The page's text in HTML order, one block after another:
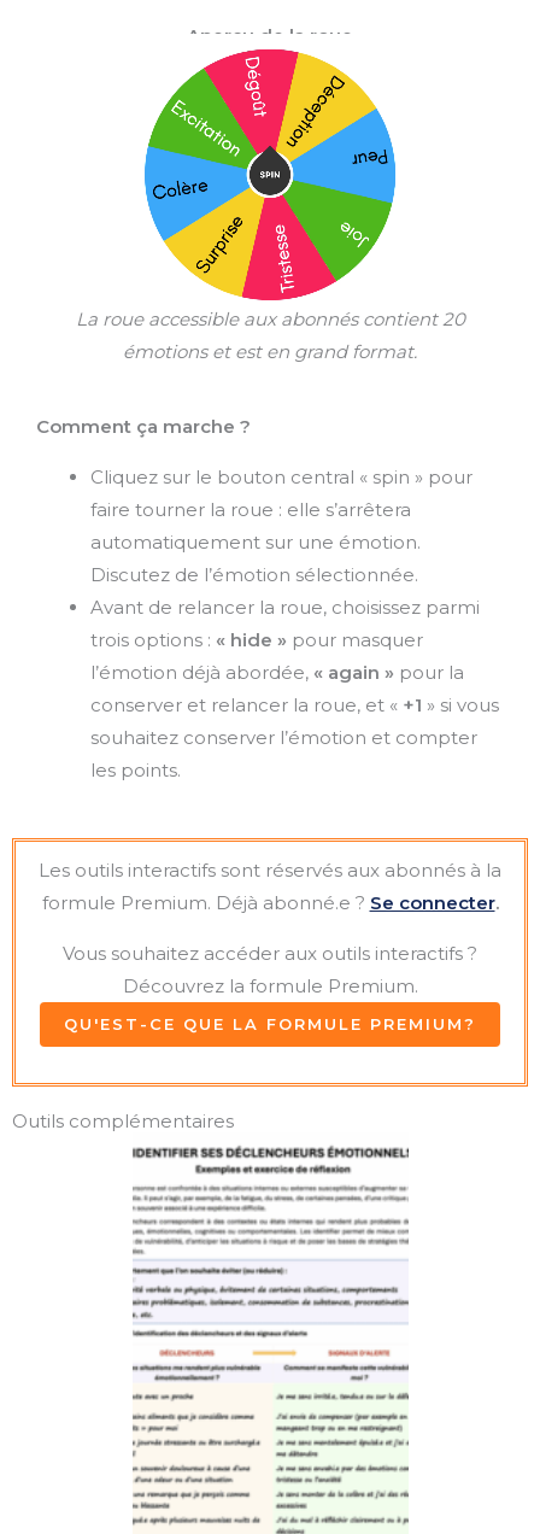
Aperçu de la roue
La roue accessible aux abonnés contient 20
émotions et est en grand format.
Comment ça marche ?
Cliquez sur le bouton central « spin » pour
faire tourner la roue : elle s’arrêtera
automatiquement sur une émotion.
Discutez de l’émotion sélectionnée.
Avant de relancer la roue, choisissez parmi
trois options : « hide » pour masquer
l’émotion déjà abordée, « again » pour la
conserver et relancer la roue, et « +1 » si vous
souhaitez conserver l’émotion et compter
les points.
Les outils interactifs sont réservés aux abonnés à la
formule Premium. Déjà abonné.e ? Se connecter.
Vous souhaitez accéder aux outils interactifs ?
Découvrez la formule Premium.
QU'EST-CE QUE LA FORMULE PREMIUM?
Outils complémentaires